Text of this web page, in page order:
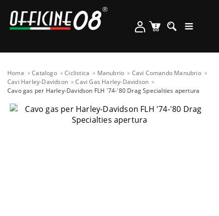
Home Catalogo Ciclistica Manubrio
Cavi Comando Manubrio
Cavi Harley-Davidson
Cavi Gas Harley-Davidson
Cavo gas per Harley-Davidson FLH '74-'80 Drag Specialties apertura